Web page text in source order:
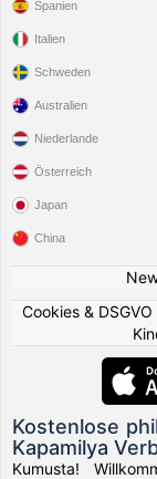
Spanien
Italien
Schweden
Australien
Niederlande
Österreich
Japan
China
Cookies & DSGVO
Kostenlose
Kapamilya
Kumusta!